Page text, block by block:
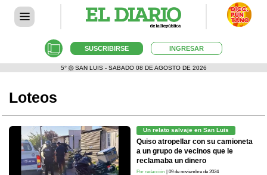
SUSCRIBIRSE INGRESAR
5° SAN LUIS - SABADO 08 DE AGOSTO DE 2026
Loteos
Un relato salvaje en San Luis
Quiso atropellar con su camioneta
a un grupo de vecinos que le
reclamaba un dinero
Por redacción | 09 de noviembre de 2024